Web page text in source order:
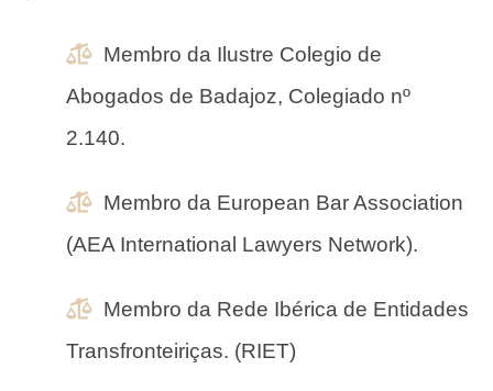
Membro da Ilustre Colegio de
Abogados de Badajoz, Colegiado nº
2.140.
Membro da European Bar Association
(AEA International Lawyers Network).
Membro da Rede Ibérica de Entidades
Transfronteiriças. (RIET)